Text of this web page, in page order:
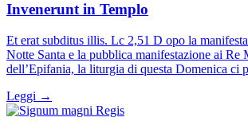
Invenerunt in Templo
Et erat subditus illis. Lc 2,51 D opo la
Notte Santa e la pubblica manifestazione ai Re
dell’Epifania, la liturgia di questa Domenica ci
Leggi →